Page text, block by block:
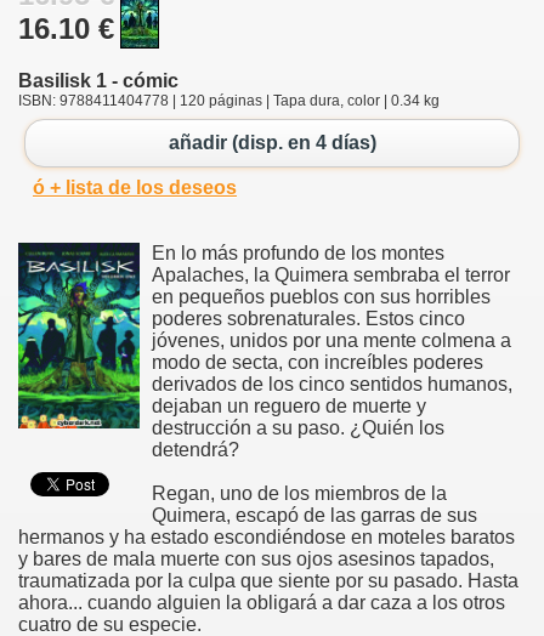
16.10 €
Basilisk 1 - cómic
ISBN: 9788411404778 | 120 páginas | Tapa dura, color | 0.34 kg
añadir (disp. en 4 días)
ó + lista de los deseos
En lo más profundo de los montes
Apalaches, la Quimera sembraba el terror
en pequeños pueblos con sus horribles
poderes sobrenaturales. Estos cinco
jóvenes, unidos por una mente colmena a
modo de secta, con increíbles poderes
derivados de los cinco sentidos humanos,
dejaban un reguero de muerte y
destrucción a su paso. ¿Quién los
detendrá?
Regan, uno de los miembros de la
Quimera, escapó de las garras de sus
hermanos y ha estado escondiéndose en moteles baratos
y bares de mala muerte con sus ojos asesinos tapados,
traumatizada por la culpa que siente por su pasado. Hasta
ahora... cuando alguien la obligará a dar caza a los otros
cuatro de su especie.